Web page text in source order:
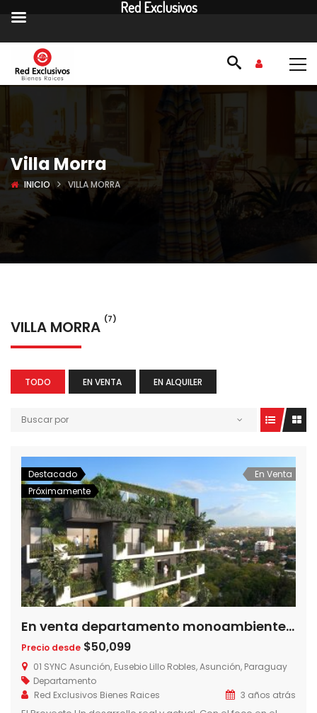
Villa Morra
INICIO VILLA MORRA
VILLA MORRA (7)
TODO EN VENTA EN ALQUILER
Buscar por
Destacado
Próximamente
En Venta
En venta departamento monoambiente en Edificio 01 Sync, Villa Morra, Asuncion – Paraguay
Precio desde $50,099
01 SYNC Asunción, Eusebio Lillo Robles, Asunción, Paraguay
Departamento
Red Exclusivos Bienes Raices
3 años atrás
Red Exclusivos